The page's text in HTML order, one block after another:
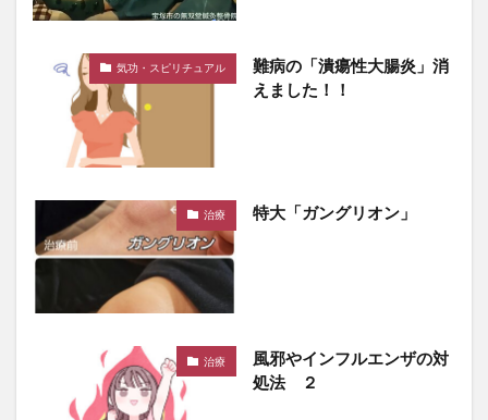
気功・スピリチュアル
難病の「潰瘍性大腸炎」消
えました！！
治療 特大「ガングリオン」
治療
風邪やインフルエンザの対
処法 ２